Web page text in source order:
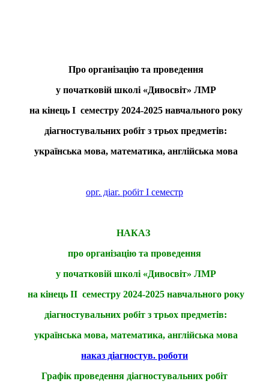
Про організацію та проведення
у початковій школі «Дивосвіт» ЛМР
на кінець І семестру 2024-2025 навчального року
діагностувальних робіт з трьох предметів:
українська мова, математика, англійська мова
орг. діаг. робіт І семестр
НАКАЗ
про організацію та проведення
у початковій школі «Дивосвіт» ЛМР
на кінець ІI семестру 2024-2025 навчального року
діагностувальних робіт з трьох предметів:
українська мова, математика, англійська мова
наказ діагностув. роботи
Графік проведення діагностувальних робіт